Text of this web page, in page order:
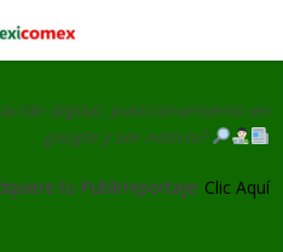
digital, posicionamiento en
google y ser noticia?
tu Publirreportaje: Clic Aquí